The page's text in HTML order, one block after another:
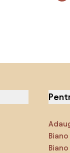
Biano